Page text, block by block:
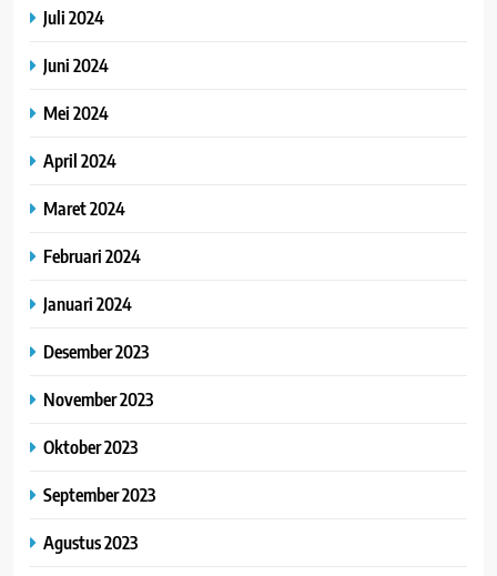
Juli 2024
Juni 2024
Mei 2024
April 2024
Maret 2024
Februari 2024
Januari 2024
Desember 2023
November 2023
Oktober 2023
September 2023
Agustus 2023